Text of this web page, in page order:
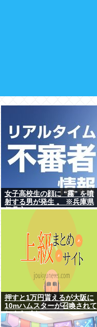
女子高校生の顔に “霧” を噴
射する男が発生 。 ※兵庫県
伊丹市
押すと1万円貰えるが大阪に
10mハムスターが召喚されて
しまうボタン